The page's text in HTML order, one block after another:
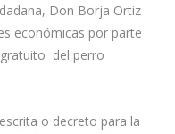
Don Borja Ortiz
económicas por parte
del perro
o decreto para la